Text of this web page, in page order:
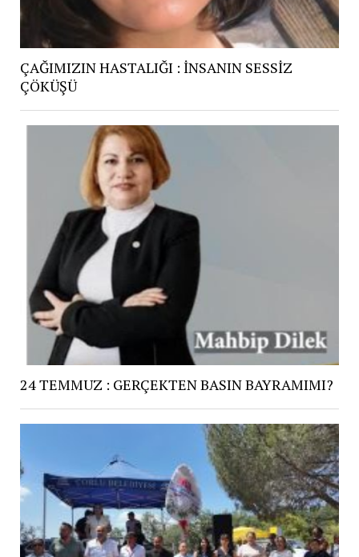
ÇAĞIMIZIN HASTALIĞI : İNSANIN SESSİZ
ÇÖKÜŞÜ
24 TEMMUZ : GERÇEKTEN BASIN BAYRAMIMI?